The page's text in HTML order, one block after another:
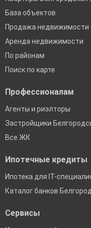
База объектов
Продажа недвижимости
Аренда недвижимости
По районам
Поиск по карте
Профессионалам
Агенты и риэлторы
Застройщики
Все ЖК
Ипотечные кредиты
Ипотека для IT-
Каталог банков
Сервисы